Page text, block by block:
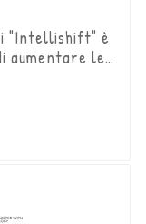
"Intellishift" è
aumentare le
la frizione.
connettori